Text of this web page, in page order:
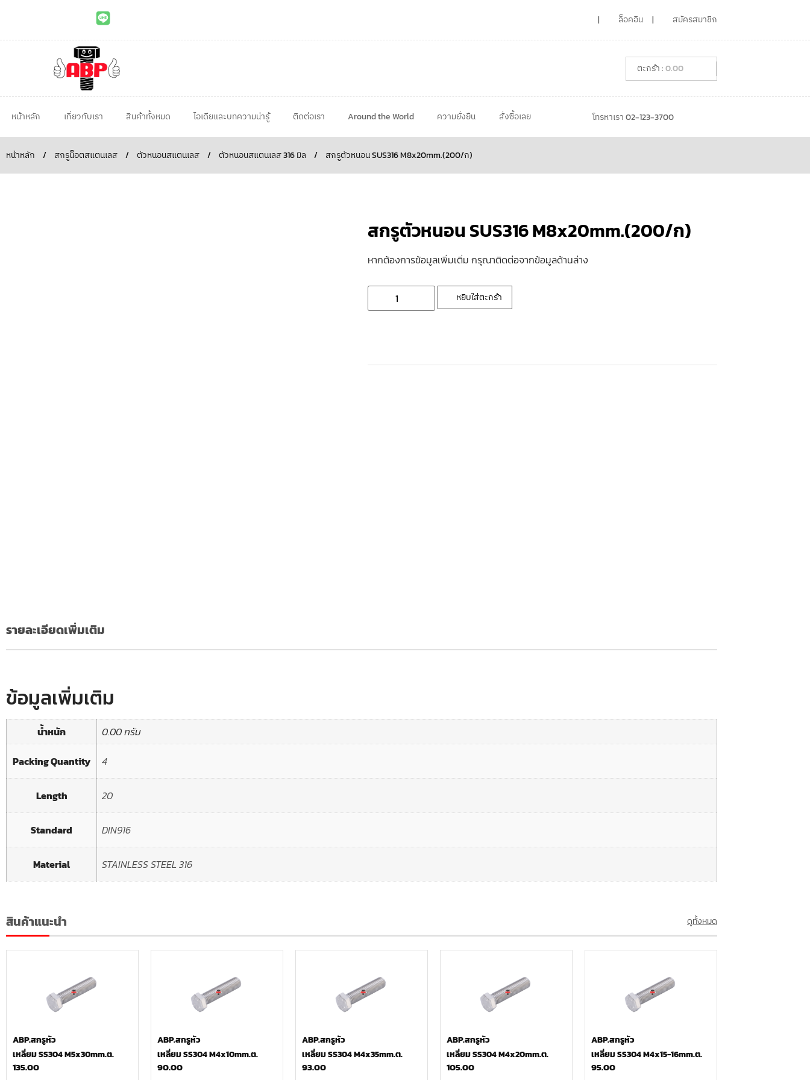
ล็อคอิน สมัครสมาชิก
0.00
หน้าหลัก เกี่ยวกับเรา สินค้าทั้งหมด ไอเดียและบทความน่ารู้ ติดต่อเรา Around the World ความยั่งยืน สั่งซื้อเลย โทรหาเรา 02-123-3700
หน้าหลัก / สกรูน็อตสแตนเลส / ตัวหนอนสแตนเลส / ตัวหนอนสแตนเลส 316 มิล / สกรูตัวหนอน SUS316 M8x20mm.(200/ก)
สกรูตัวหนอน SUS316 M8x20mm.(200/ก)
หากต้องการข้อมูลเพิ่มเติ่ม กรุณาติดต่อจากข้อมูลด้านล่าง
หยิบใส่ตะกร้า
รายละเอียดเพิ่มเติม
ข้อมูลเพิ่มเติม
น้ำหนัก 0.00 กรัม
Packing Quantity 4
Length 20
Standard DIN916
Material STAINLESS STEEL 316
สินค้าแนะนำ ดูทั้งหมด
ABP.สกรูหัว
เหลี่ยม SS304 M5x30mm.ต.
135.00
ABP.สกรูหัว
เหลี่ยม SS304 M4x10mm.ต.
90.00
ABP.สกรูหัว
เหลี่ยม SS304 M4x35mm.ต.
93.00
ABP.สกรูหัว
เหลี่ยม SS304 M4x20mm.ต.
105.00
ABP.สกรูหัว
เหลี่ยม SS304 M4x15-16mm.ต.
95.00